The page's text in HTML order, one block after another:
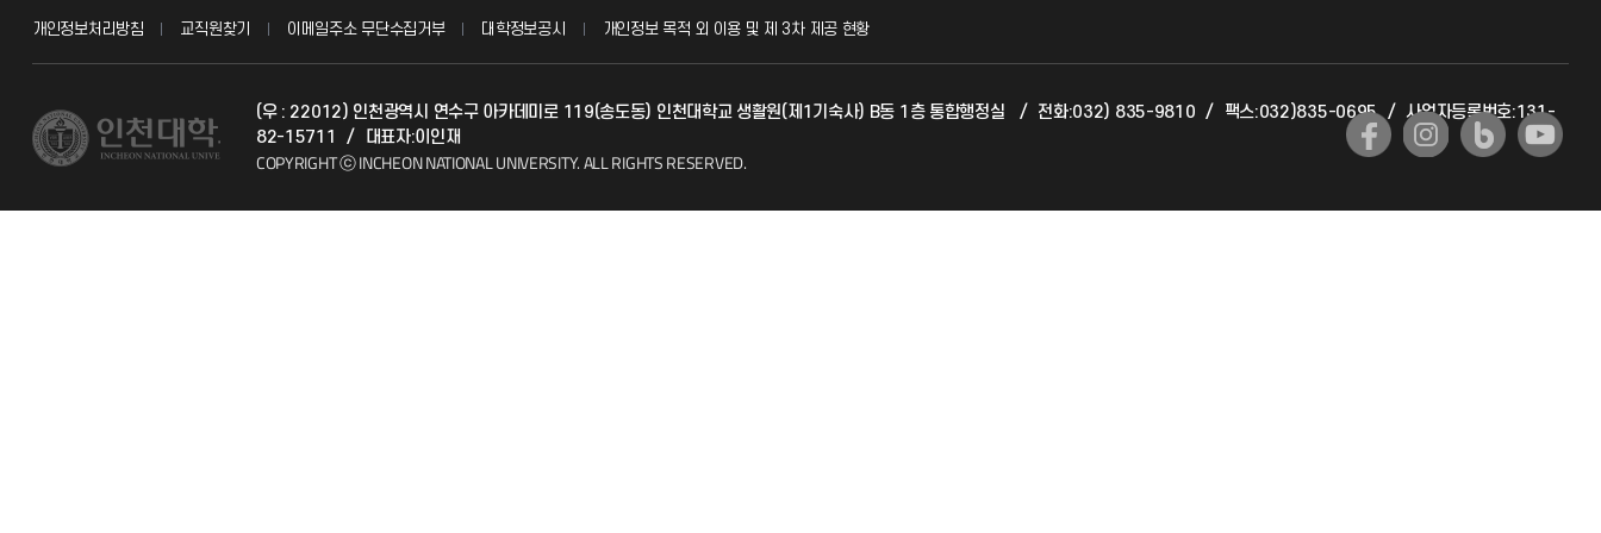
시설예약 자주 묻는 질문(FAQ) 산학협력단 국제교류과
개인정보처리방침 교직원찾기 이메일주소 무단수집거부 대학정보공시 개인정보 목적 외 이용 및 제 3차 제공 현황
(우 : 22012) 인천광역시 연수구 아카데미로 119(송도동) 인천대학교 생활원(제1기숙사) B동 1층 통합행정실 / 전화:032) 835-9810 / 팩스:032)835-0695 / 사업자등록번호:131-
82-15711
/ 대표자:이인재
COPYRIGHT ⓒ INCHEON NATIONAL UNIVERSITY.ALL RIGHTS RESERVED.